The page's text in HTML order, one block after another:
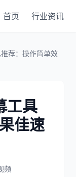
首页 行业资讯
荐：操作简单效
工具
佳速
频